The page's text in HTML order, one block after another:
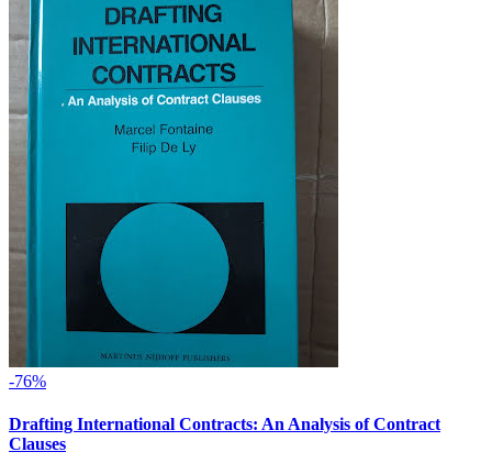
-76%
Drafting International Contracts: An Analysis of Contract
Clauses